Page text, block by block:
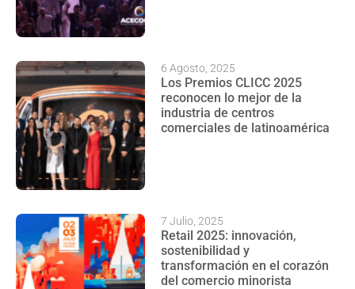
Los Premios CLICC 2025
reconocen lo mejor de la
industria de centros
comerciales de latinoamérica
6 Agosto, 2025
Retail 2025: innovación,
sostenibilidad y
transformación en el corazón
del comercio minorista
7 Julio, 2025